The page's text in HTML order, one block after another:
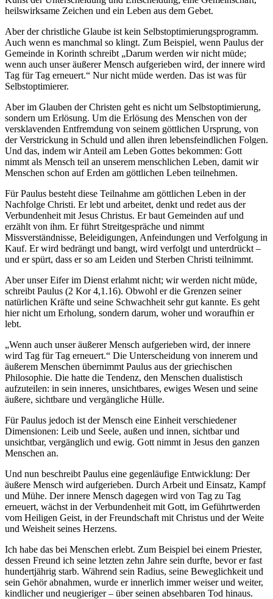
heilswirksame Zeichen und ein Leben aus dem Gebet.
Aber der christliche Glaube ist kein Selbstoptimierungsprogramm.
Auch wenn es manchmal so klingt. Zum Beispiel, wenn Paulus der
Gemeinde in Korinth schreibt „Darum werden wir nicht müde;
wenn auch unser äußerer Mensch aufgerieben wird, der innere wird
Tag für Tag erneuert.“ Nur nicht müde werden. Das ist was für
Selbstoptimierer.
Aber im Glauben der Christen geht es nicht um Selbstoptimierung,
sondern um Erlösung. Um die Erlösung des Menschen von der
versklavenden Entfremdung von seinem göttlichen Ursprung, von
der Verstrickung in Schuld und allen ihren lebensfeindlichen Folgen.
Und das, indem wir Anteil am Leben Gottes bekommen: Gott
nimmt als Mensch teil an unserem menschlichen Leben, damit wir
Menschen schon auf Erden am göttlichen Leben teilnehmen.
Für Paulus besteht diese Teilnahme am göttlichen Leben in der
Nachfolge Christi. Er lebt und arbeitet, denkt und redet aus der
Verbundenheit mit Jesus Christus. Er baut Gemeinden auf und
erzählt von ihm. Er führt Streitgespräche und nimmt
Missverständnisse, Beleidigungen, Anfeindungen und Verfolgung in
Kauf. Er wird bedrängt und bangt, wird verfolgt und unterdrückt –
und er spürt, dass er so am Leiden und Sterben Christi teilnimmt.
Aber unser Eifer im Dienst erlahmt nicht; wir werden nicht müde,
schreibt Paulus (2 Kor 4,1.16). Obwohl er die Grenzen seiner
natürlichen Kräfte und seine Schwachheit sehr gut kannte. Es geht
hier nicht um Erholung, sondern darum, woher und woraufhin er
lebt.
„Wenn auch unser äußerer Mensch aufgerieben wird, der innere
wird Tag für Tag erneuert.“ Die Unterscheidung von innerem und
äußerem Menschen übernimmt Paulus aus der griechischen
Philosophie. Die hatte die Tendenz, den Menschen dualistisch
aufzuteilen: in sein inneres, unsichtbares, ewiges Wesen und seine
äußere, sichtbare und vergängliche Hülle.
Für Paulus jedoch ist der Mensch eine Einheit verschiedener
Dimensionen: Leib und Seele, außen und innen, sichtbar und
unsichtbar, vergänglich und ewig. Gott nimmt in Jesus den ganzen
Menschen an.
Und nun beschreibt Paulus eine gegenläufige Entwicklung: Der
äußere Mensch wird aufgerieben. Durch Arbeit und Einsatz, Kampf
und Mühe. Der innere Mensch dagegen wird von Tag zu Tag
erneuert, wächst in der Verbundenheit mit Gott, im Geführtwerden
vom Heiligen Geist, in der Freundschaft mit Christus und der Weite
und Weisheit seines Herzens.
Ich habe das bei Menschen erlebt. Zum Beispiel bei einem Priester,
dessen Freund ich seine letzten zehn Jahre sein durfte, bevor er fast
hundertjährig starb. Während sein Radius, seine Beweglichkeit und
sein Gehör abnahmen, wurde er innerlich immer weiser und weiter,
kindlicher und neugieriger – über seinen absehbaren Tod hinaus.